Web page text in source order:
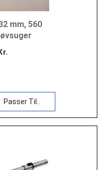
mm, 560
Passer Til..